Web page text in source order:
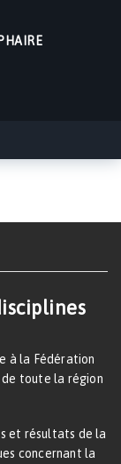
à la Fédération
toute la région
et résultats de la
concernant la